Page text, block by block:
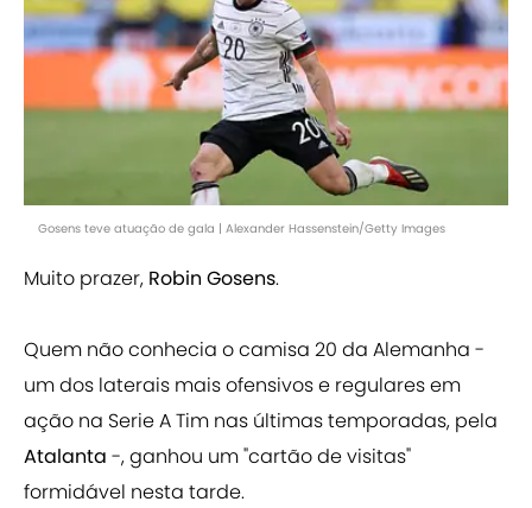
Gosens teve atuação de gala | Alexander Hassenstein/Getty Images
Muito prazer, Robin Gosens.
Quem não conhecia o camisa 20 da Alemanha -
um dos laterais mais ofensivos e regulares em
ação na Serie A Tim nas últimas temporadas, pela
Atalanta -, ganhou um "cartão de visitas"
formidável nesta tarde.